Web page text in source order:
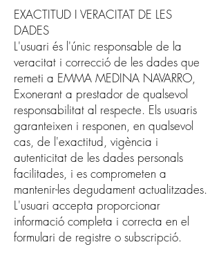
EXACTITUD I VERACITAT DE LES
DADES
L'usuari és l'únic responsable de la
veracitat i correcció de les dades que
remeti a EMMA MEDINA NAVARRO,
Exonerant a prestador de qualsevol
responsabilitat al respecte. Els usuaris
garanteixen i responen, en qualsevol
cas, de l'exactitud, vigència i
autenticitat de les dades personals
facilitades, i es comprometen a
mantenir-les degudament actualitzades.
L'usuari accepta proporcionar
informació completa i correcta en el
formulari de registre o subscripció.